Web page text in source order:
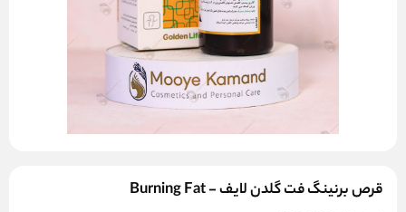
قرص برنینگ فت گلدن لایف - Burning Fat